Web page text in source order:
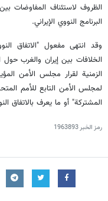
الظروف لاستئناف المفاوضات
البرنامج النووي الإيراني.
الخلافات بين إيران والغرب حول
المشتركة" أو ما يعرف بالاتفاق
رمز الخبر1963893